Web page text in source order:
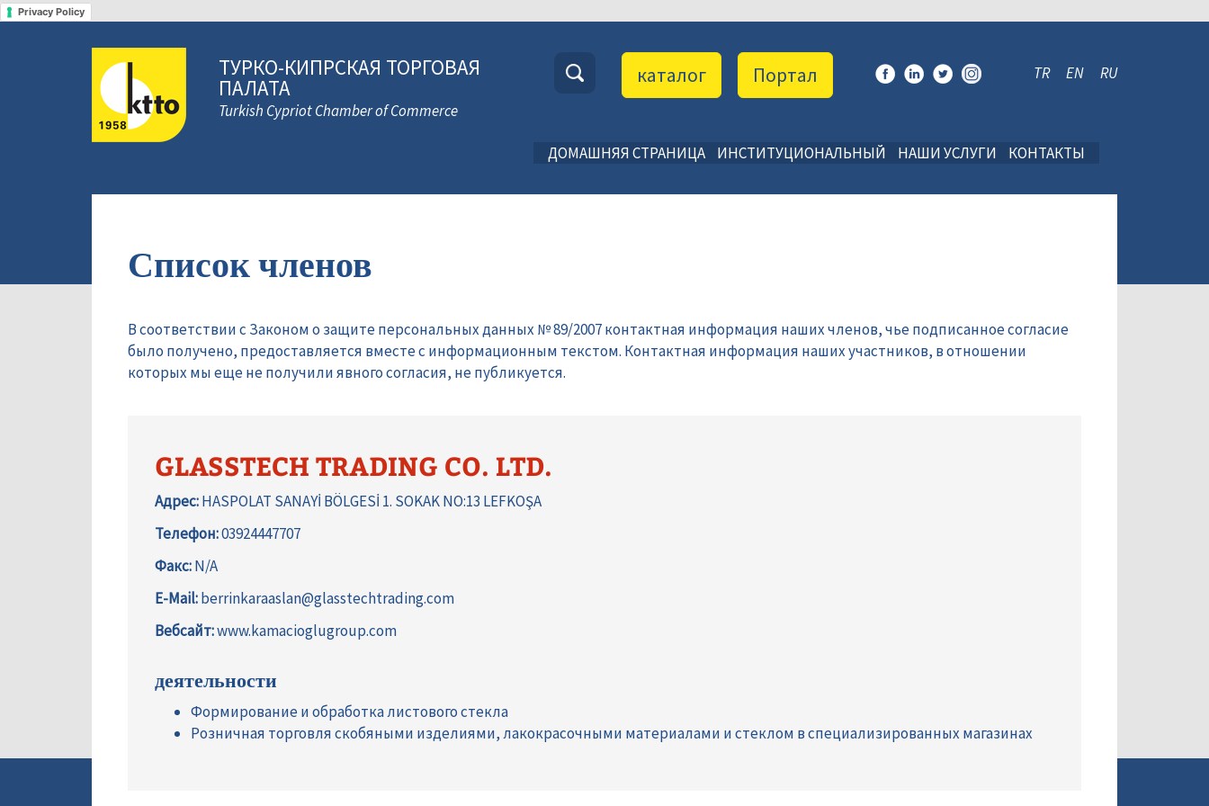
Privacy Policy
ТУРКО-КИПРСКАЯ ТОРГОВАЯ
ПАЛАТА
Turkish Cypriot Chamber of Commerce
TR EN RU
Портал
каталог
ДОМАШНЯЯ СТРАНИЦА ИНСТИТУЦИОНАЛЬНЫЙ НАШИ УСЛУГИ КОНТАКТЫ
Список членов
В соответствии с Законом о защите персональных данных № 89/2007 контактная информация наших членов, чье подписанное согласие
было получено, предоставляется вместе с информационным текстом. Контактная информация наших участников, в отношении
которых мы еще не получили явного согласия, не публикуется.
GLASSTECH TRADING CO. LTD.
Адрес:HASPOLAT SANAYİ BÖLGESİ 1. SOKAK NO:13 LEFKOŞA
Телефон:03924447707
Факс:N/A
E-Mail:berrinkaraaslan@glasstechtrading.com
Вебсайт:www.kamacioglugroup.com
деятельности
Формирование и обработка листового стекла
Розничная торговля скобяными изделиями, лакокрасочными материалами и стеклом в специализированных магазинах